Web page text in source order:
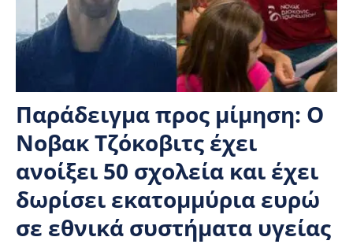
Παράδειγμα προς μίμηση: Ο
Νοβακ Τζόκοβιτς έχει
ανοίξει 50 σχολεία και έχει
δωρίσει εκατομμύρια ευρώ
σε εθνικά συστήματα υγείας